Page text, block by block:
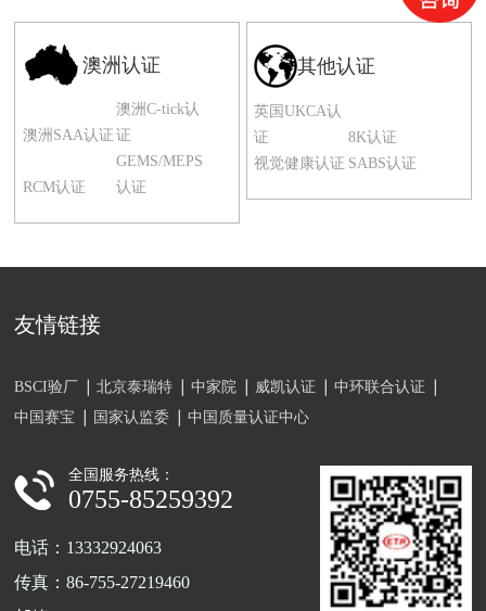
澳洲认证
澳洲SAA认证
澳洲C-tick认
证
RCM认证
GEMS/MEPS
认证
其他认证
英国UKCA认
证
8K认证
视觉健康认证 SABS认证
友情链接
BSCI验厂 北京泰瑞特 中家院 威凯认证
中环联合认证
中国赛宝
国家认监委 中国质量认证中心
全国服务热线：
0755-85259392
电话：13332924063
传真：86-755-27219460